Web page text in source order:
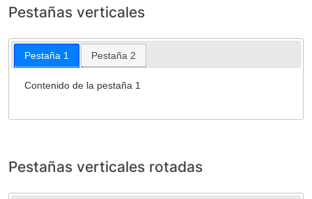
Pestañas verticales
Pestaña 1 Pestaña 2
Contenido de la pestaña 1
Pestañas verticales rotadas